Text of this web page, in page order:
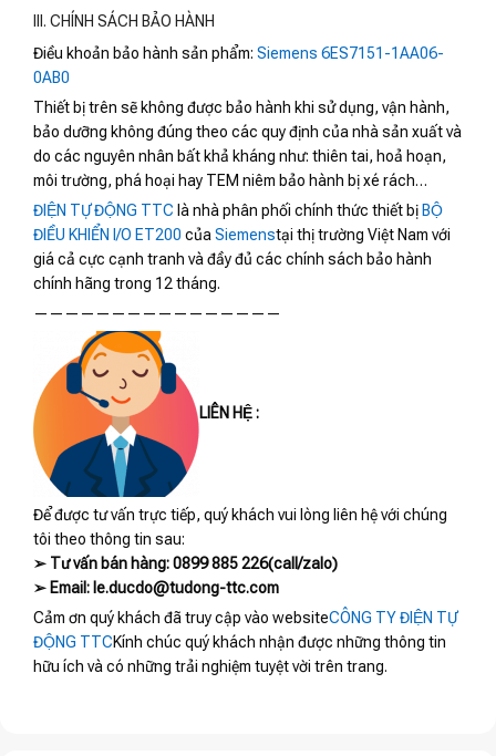
III. CHÍNH SÁCH BẢO HÀNH
Điều khoản bảo hành sản phẩm: Siemens 6ES7151-1AA06-
0AB0
Thiết bị trên sẽ không được bảo hành khi sử dụng, vận hành,
bảo dưỡng không đúng theo các quy định của nhà sản xuất và
do các nguyên nhân bất khả kháng như: thiên tai, hoả hoạn,
môi trường, phá hoại hay TEM niêm bảo hành bị xé rách…
ĐIỆN TỰ ĐỘNG TTC là nhà phân phối chính thức thiết bị BỘ
ĐIỀU KHIỂN I/O ET200 của Siemenstại thị trường Việt Nam với
giá cả cực cạnh tranh và đầy đủ các chính sách bảo hành
chính hãng trong 12 tháng.
————————————————
LIÊN HỆ :
Để được tư vấn trực tiếp, quý khách vui lòng liên hệ với chúng
tôi theo thông tin sau:
➢ Tư vấn bán hàng: 0899 885 226(call/zalo)
➢ Email: le.ducdo@tudong-ttc.com
Cảm ơn quý khách đã truy cập vào websiteCÔNG TY ĐIỆN TỰ
ĐỘNG TTCKính chúc quý khách nhận được những thông tin
hữu ích và có những trải nghiệm tuyệt vời trên trang.